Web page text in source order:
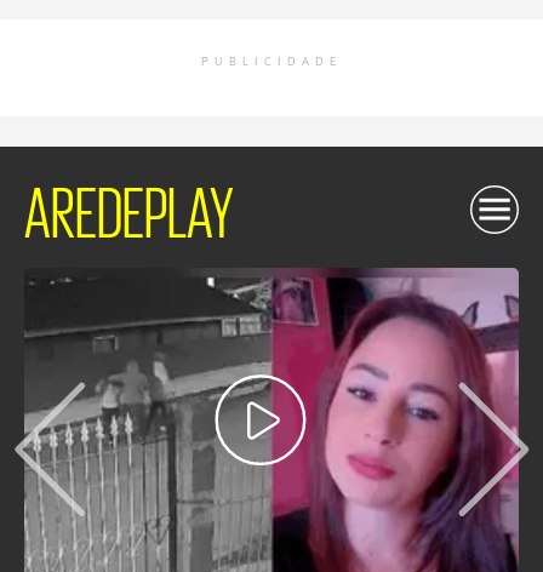
PUBLICIDADE
AREDEPLAY